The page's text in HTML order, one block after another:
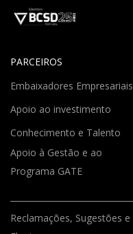
PARCEIROS
Embaixadores Empresariais
Apoio ao investimento
Conhecimento e Talento
Apoio à Gestão e ao
Programa GATE
Reclamações, Sugestões e